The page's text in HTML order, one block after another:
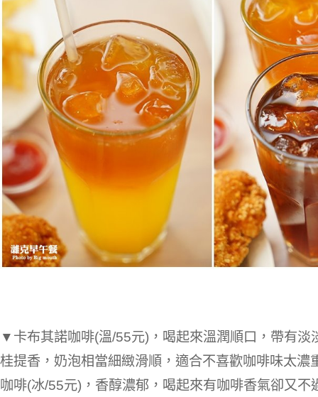
▼卡布其諾咖啡(溫/55元)，喝起來溫潤順口，帶有淡
桂提香，奶泡相當細緻滑順，適合不喜歡咖啡味太濃
咖啡(冰/55元)，香醇濃郁，喝起來有咖啡香氣卻又不